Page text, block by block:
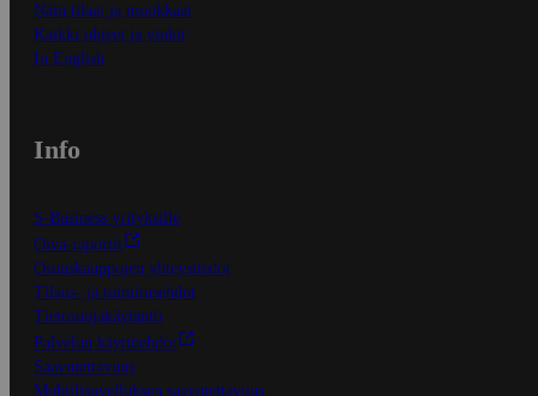
Näin tilaat ja muokkaat
Kaikki ohjeet ja vinkit
In English
Info
S-Business yrityksille
Oiva-raportit
Osuuskauppojen yhteystiedot
Tilaus- ja toimitusehdot
Tietosuojakäytäntö
Palvelun käyttöehdot
Saavutettavuus
Mobiilisovelluksen saavutettavuus